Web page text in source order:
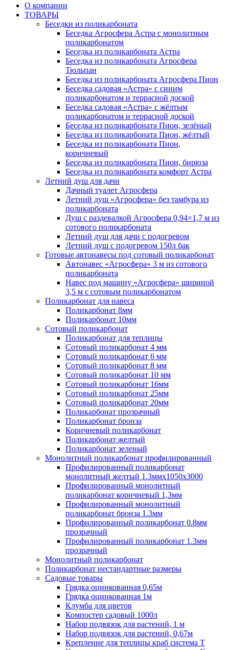
О компании
ТОВАРЫ
Беседки из поликарбоната
Беседка Агросфера Астра с монолитным
поликарбонатом
Беседка из поликарбоната Астра
Беседка из поликарбоната Агросфера
Тюльпан
Беседка из поликарбоната Агросфера Пион
Беседка садовая «Астра» с синим
поликарбонатом и террасной доской
Беседка садовая «Астра» с жёлтым
поликарбонатом и террасной доской
Беседка из поликарбоната Пион, зелёный
Беседка из поликарбоната Пион, жёлтый
Беседка из поликарбоната Пион,
коричневый
Беседка из поликарбоната Пион, бирюза
Беседка из поликарбоната комфорт Астра
Летний душ для дачи
Дачный туалет Агросфера
Летний душ «Агросфера» без тамбура из
поликарбоната
Душ с раздевалкой Агросфера 0,94×1,7 м из
сотового поликарбоната
Летний душ для дачи с подогревом
Летний душ с подогревом 150л бак
Готовые автонавесы под сотовый поликарбонат
Автонавес «Агросфера» 3 м из сотового
поликарбоната
Навес под машину «Агросфера» шириной
3,5 м с сотовым поликарбонатом
Поликарбонат для навеса
Поликарбонат 8мм
Поликарбонат 10мм
Сотовый поликарбонат
Поликарбонат для теплицы
Сотовый поликарбонат 4 мм
Сотовый поликарбонат 6 мм
Сотовый поликарбонат 8 мм
Сотовый поликарбонат 10 мм
Сотовый поликарбонат 16мм
Сотовый поликарбонат 25мм
Сотовый поликарбонат 20мм
Поликарбонат прозрачный
Поликарбонат бронза
Коричневый поликарбонат
Поликарбонат желтый
Поликарбонат зеленый
Монолитный поликарбонат профилированный
Профилированный поликарбонат
монолитный желтый 1.3ммх1050х3000
Профилированный монолитный
поликарбонат коричневый 1,3мм
Профилированный монолитный
поликарбонат бронза 1.3мм
Профилированный поликарбонат 0.8мм
прозрачный
Профилированный поликарбонат 1.3мм
прозрачный
Монолитный поликарбонат
Поликарбонат нестандартные размеры
Садовые товары
Грядка оцинкованная 0,65м
Грядка оцинкованная 1м
Клумба для цветов
Компостер садовый 1000л
Набор подвязок для растений, 1 м
Набор подвязок для растений, 0,67м
Крепление для теплицы краб система Т